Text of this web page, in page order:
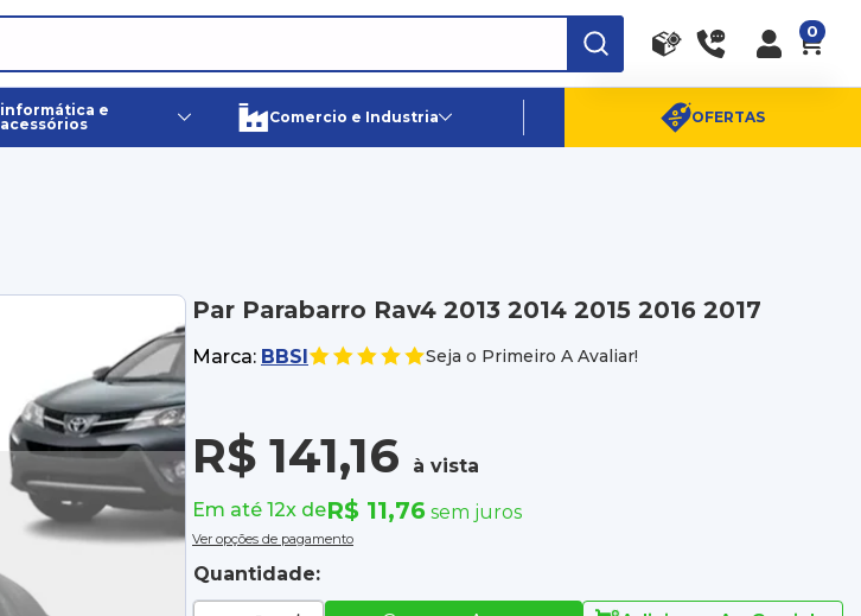
Canais de Atendimento
(11) 96359-6656
SAC:(11) 4003-0880
0
informática e
acessórios
Comercio e Industria OFERTAS
Par Parabarro Rav4 2013 2014 2015 2016 2017
Marca: BBSI Seja o Primeiro A Avaliar!
R$ 141,16
à vista
Em até 12x deR$ 11,76 sem juros
Ver opções de pagamento
Quantidade: